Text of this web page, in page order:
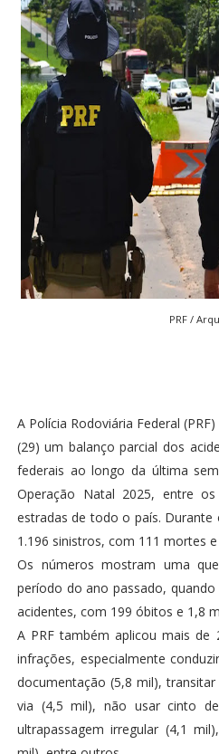
PRF /
A Polícia Rodoviária Federal
(29) um balanço parcial dos
federais ao longo da última
Operação Natal 2025, entre
estradas de todo o país.
1.196 sinistros, com 111 mortes
Os números mostram uma
período do ano passado,
acidentes, com 199 óbitos e 1,8
A PRF também aplicou mais de
infrações, especialmente
documentação (5,8 mil),
via (4,5 mil), não usar cinto
ultrapassagem irregular (4,1